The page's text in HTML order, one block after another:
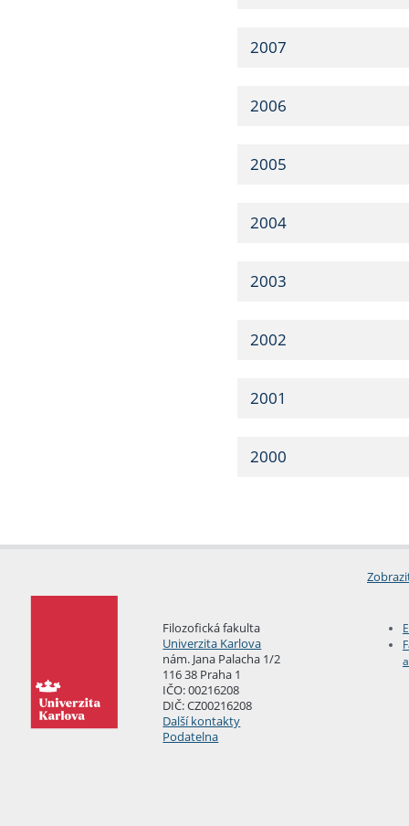
2007
2006
2005
2004
2003
2002
2001
2000
Filozofická fakulta
Univerzita Karlova
nám. Jana Palacha 1/2
116 38 Praha 1
IČO: 00216208
DIČ: CZ00216208
Další kontakty
Podatelna